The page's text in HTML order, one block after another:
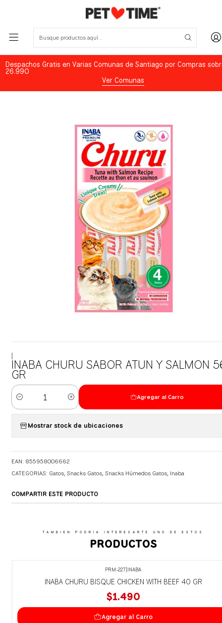
Despachos Gratis en Varias Comunas de Santiago por Compras
26.990
Ver Comunas
INABA CHURU SABOR ATUN Y SALMON
GR
Cantidad
Agregar al Carro
Mostrar stock de ubicaciones
EAN: 855958006662
CATEGORIAS: Gatos,Snacks Gatos,Snacks Húmedos Gatos, Inaba
COMPARTIR ESTE PRODUCTO
TAMBIEN PODRIA INTERESARTE UNO DE ESTOS
PRODUCTOS
PRM-227 INABA
INABA CHURU BISQUE CHICKEN WITH BEEF 40 GR
$1.490
Agregar al Carro